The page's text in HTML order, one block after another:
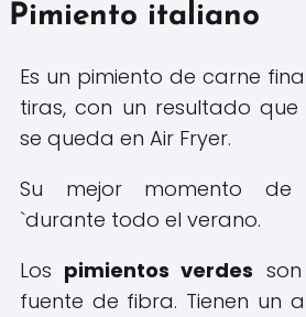
Pimiento italiano
Es un pimiento de carne
tiras, con un resultado
se queda en Air Fryer.
Su mejor momento de
`durante todo el verano.
Los pimientos verdes
fuente de fibra. Tienen un